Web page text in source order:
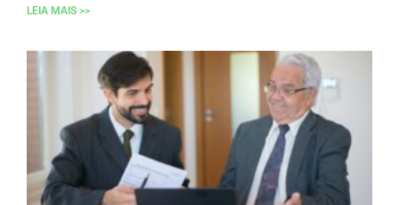
LEIA MAIS >>